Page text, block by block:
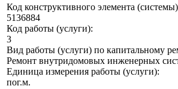
Код конструктивного элемента
5136884
Код работы (услуги):
3
Вид работы (услуги) по капитальному
Ремонт внутридомовых инженерных
Единица измерения работы (услуги):
пог.м.